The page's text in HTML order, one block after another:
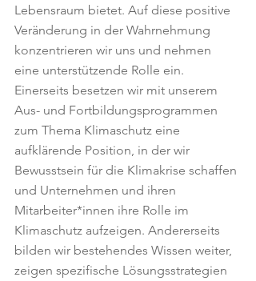
Lebensraum bietet. Auf diese positive
Veränderung in der Wahrnehmung
konzentrieren wir uns und nehmen
eine unterstützende Rolle ein.
Einerseits besetzen wir mit unserem
Aus- und Fortbildungsprogrammen
zum Thema Klimaschutz eine
aufklärende Position, in der wir
Bewusstsein für die Klimakrise schaffen
und Unternehmen und ihren
Mitarbeiter*innen ihre Rolle im
Klimaschutz aufzeigen. Andererseits
bilden wir bestehendes Wissen weiter,
zeigen spezifische Lösungsstrategien